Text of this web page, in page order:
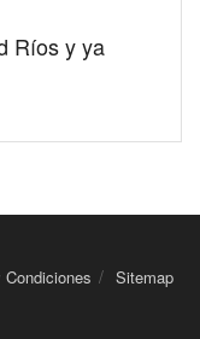
Ríos y ya
Sitemap